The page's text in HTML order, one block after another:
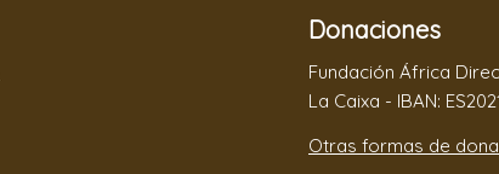
Donaciones
Fundación África
La Caixa - IBAN:
Otras formas de